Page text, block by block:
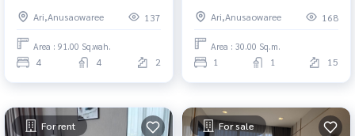
Ari,Anusaowaree 137
Area : 91.00 Sq.wah.
4 4 2
Ari,Anusaowaree 168
Area : 30.00 Sq.m.
1 1 15
For rent For sale